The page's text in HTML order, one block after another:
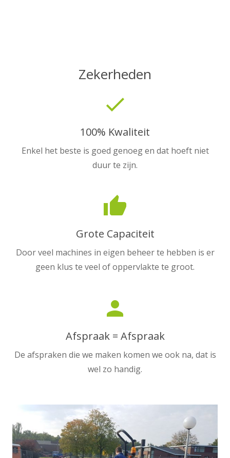
Zekerheden
done
100% Kwaliteit
Enkel het beste is goed genoeg en dat hoeft niet
duur te zijn.
thumb_up
Grote Capaciteit
Door veel machines in eigen beheer te hebben is er
geen klus te veel of oppervlakte te groot.
person
Afspraak = Afspraak
De afspraken die we maken komen we ook na, dat is
wel zo handig.